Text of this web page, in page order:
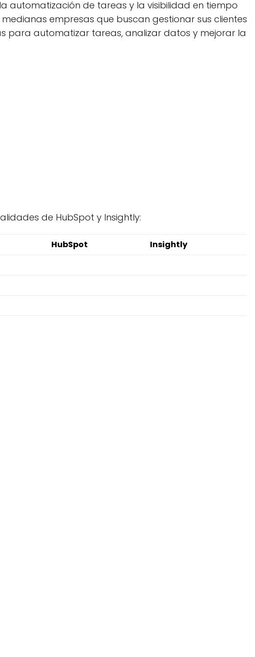
automatización de tareas y la visibilidad en tiempo
empresas que buscan gestionar sus clientes
para automatizar tareas, analizar datos y mejorar la
de HubSpot y Insightly:
HubSpot
Insightly